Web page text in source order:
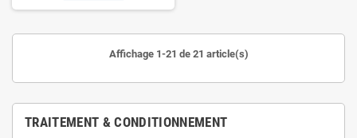
TRAITEMENT & CONDITIONNEMENT
Affichage 1-21 de 21 article(s)